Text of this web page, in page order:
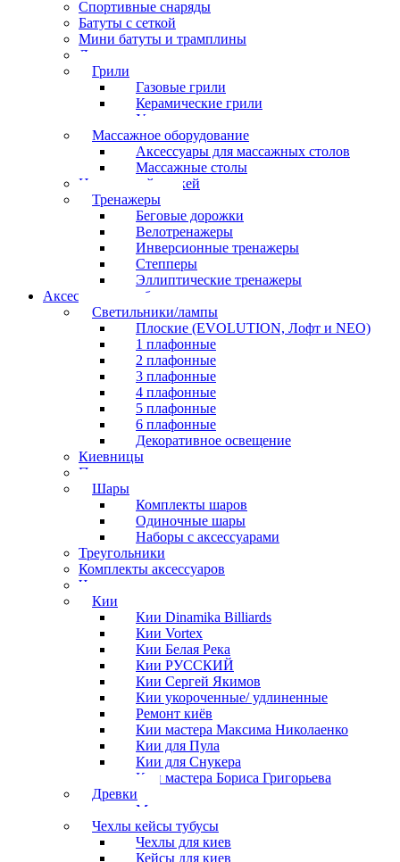
Спортивные снаряды
Батуты с сеткой
Мини батуты и трамплины
Дартс
Грили
Газовые грили
Керамические грили
Угольные грили
Массажное оборудование
Аксессуары для массажных столов
Массажные столы
Настольный хоккей
Тренажеры
Беговые дорожки
Велотренажеры
Инверсионные тренажеры
Степперы
Эллиптические тренажеры
Аксессуары для бильярда
Светильники/лампы
Плоские (EVOLUTION, Лофт и NEO)
1 плафонные
2 плафонные
3 плафонные
4 плафонные
5 плафонные
6 плафонные
Декоративное освещение
Киевницы
Полочки
Шары
Комплекты шаров
Одиночные шары
Наборы с аксессуарами
Треугольники
Комплекты аксессуаров
Часы
Кии
Кии Dinamika Billiards
Кии Vortex
Кии Белая Река
Кии РУССКИЙ
Кии Сергей Якимов
Кии укороченные/ удлиненные
Ремонт киёв
Кии мастера Максима Николаенко
Кии для Пула
Кии для Снукера
Кии мастера Бориса Григорьева
Древки
Мосты для киев
Чехлы кейсы тубусы
Чехлы для киев
Кейсы для киев